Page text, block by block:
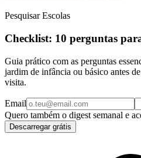
Pesquisar Escolas
Checklist: 10 perguntas
Guia prático com as perguntas
jardim de infância ou básico antes
visita.
Email
Quero também o digest semanal e
Descarregar grátis